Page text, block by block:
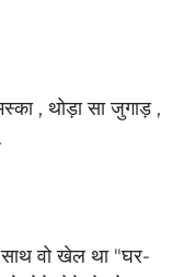
, थोड़ा सा जुगाड़ ,
वो खेल था "घर-